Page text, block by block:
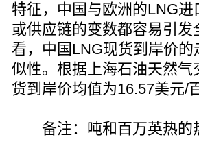
特征，中国与欧洲的LNG
或供应链的变数都容易引
看，中国LNG现货到岸价
似性。根据上海石油天然
货到岸价均值为16.57美元/
备注：吨和百万英热的